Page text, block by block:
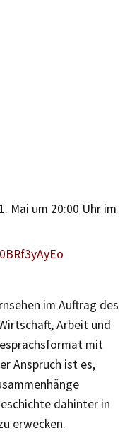
Mai um 20:00 Uhr im
im Auftrag des
Arbeit und
mit
Anspruch ist es,
dahinter in
erwecken.